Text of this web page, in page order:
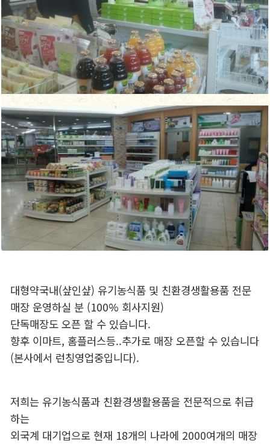
대형약국내(샾인샾) 유기농식품 및 친환경생활용품 전문
매장 운영하실 분 (100% 회사지원)
단독매장도 오픈 할 수 있습니다.
향후 이마트, 홈플러스등..추가로 매장 오픈할 수 있습니다
(본사에서 런칭영업중입니다).
저희는 유기농식품과 친환경생활용품을 전문적으로 취급
하는
외국계 대기업으로 현재 18개의 나라에 2000여개의 매장